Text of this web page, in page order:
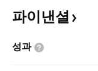
파이낸셜
성과